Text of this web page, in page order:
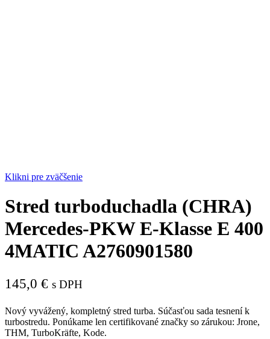
Klikni pre zväčšenie
Stred turboduchadla (CHRA)
Mercedes-PKW E-Klasse E 400
4MATIC A2760901580
145,0 € s DPH
Nový vyvážený, kompletný stred turba. Súčasťou sada tesnení k
turbostredu. Ponúkame len certifikované značky so zárukou: Jrone,
THM, TurboKräfte, Kode.